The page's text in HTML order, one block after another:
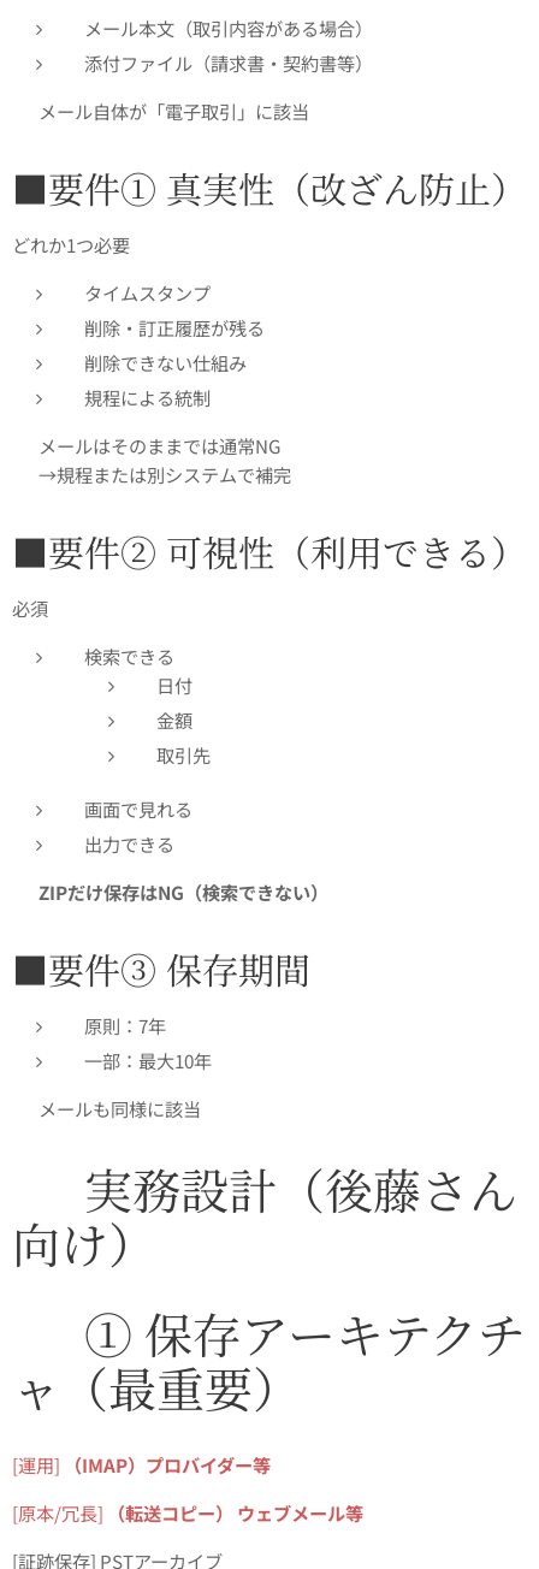
メール本文（取引内容がある場合）
添付ファイル（請求書・契約書等）
👉 メール自体が「電子取引」に該当
■要件① 真実性（改ざん防止）
どれか1つ必要👇
タイムスタンプ
削除・訂正履歴が残る
削除できない仕組み
規程による統制
👉 メールはそのままでは通常NG
👉 →規程または別システムで補完
■要件② 可視性（利用できる）
必須👇
検索できる
日付
金額
取引先
画面で見れる
出力できる
ZIPだけ保存はNG（検索できない）
■要件③ 保存期間
原則：7年
一部：最大10年
👉 メールも同様に該当
✅ 実務設計（後藤さん
向け）
✅ ① 保存アーキテクチ
ャ（最重要）
[運用]
（IMAP）プロバイダー等
[原本/冗長]
（転送コピー） ウェブメール等
[証跡保存] PSTアーカイブ